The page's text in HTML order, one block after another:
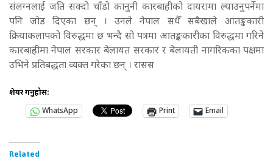
संलग्नलाई जति सक्दो चाँडो कानुनी कारबाहीको दायरामा ल्याउनुपर्नेमा
पनि जोड दिएका छन् । उनले नेपाल सधैँ सबैखाले आतङ्ककारी
क्रियाकलापको विरुद्धमा छ भन्दै सो पत्रमा आतङ्ककारीका विरुद्धमा गरिने
कारबाहीमा नेपाल सरकार बेलायत सरकार र बेलायती नागरिकका पक्षमा
उभिने प्रतिबद्धता व्यक्त गरेका छन् । रासस
शेयर गर्नुहोस:
WhatsApp
Print Email
Related